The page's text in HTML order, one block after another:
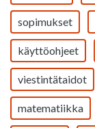
sopimukset
käyttöohjeet
viestintätaidot
matematiikka